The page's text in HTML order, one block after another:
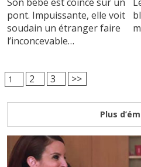
pont. Impuissante, elle voit
soudain un étranger faire
l’inconcevable…
1 2 3 >>
Plus